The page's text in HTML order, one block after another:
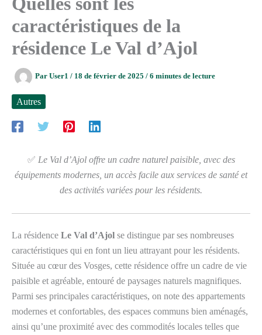
caractéristiques de la
résidence Le Val d’Ajol
Par User1 / 18 de février de 2025 / 6 minutes de lecture
Autres
✅ Le Val d’Ajol offre un cadre naturel paisible, avec des
équipements modernes, un accès facile aux services de santé et
des activités variées pour les résidents.
La résidence Le Val d’Ajol se distingue par ses nombreuses
caractéristiques qui en font un lieu attrayant pour les résidents.
Située au cœur des Vosges, cette résidence offre un cadre de vie
paisible et agréable, entouré de paysages naturels magnifiques.
Parmi ses principales caractéristiques, on note des appartements
modernes et confortables, des espaces communs bien aménagés,
ainsi qu’une proximité avec des commodités locales telles que